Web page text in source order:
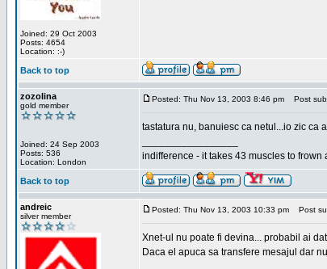
Joined: 29 Oct 2003
Posts: 4654
Location: :-)
Back to top
zozolina
gold member
Joined: 24 Sep 2003
Posts: 536
Location: London
Posted: Thu Nov 13, 2003 8:46 pm Post
tastatura nu, banuiesc ca netul...io zic ca
indifference - it takes 43 muscles to
Back to top
andreic
silver member
Posted: Thu Nov 13, 2003 10:33 pm Post
Xnet-ul nu poate fi devina... probabil ai
Daca el apuca sa transfere mesajul dar